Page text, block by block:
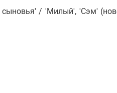
сыновья' / 'Милый', 'Сэм'